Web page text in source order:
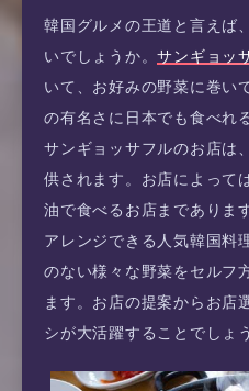
韓国グルメの王道と言えば
いでしょうか。サンギョッ
いて、お好みの野菜に巻い
の有名さに日本でも食べれ
サンギョッサフルのお店は
供されます。お店によって
油で食べるお店までありま
アレンジできる人気韓国料
のない様々な野菜をセルフ
ます。お店の提案からお店
シが大活躍することでしょう